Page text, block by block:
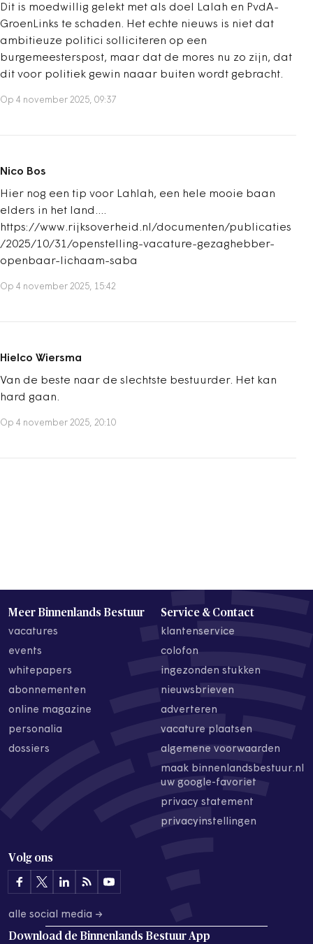
Dit is moedwillig gelekt met als doel Lalah en PvdA-
GroenLinks te schaden. Het echte nieuws is niet dat
ambitieuze politici solliciteren op een
burgemeesterspost, maar dat de mores nu zo zijn, dat
dit voor politiek gewin naaar buiten wordt gebracht.
Op 4 november 2025, 09:37
Nico Bos
Hier nog een tip voor Lahlah, een hele mooie baan
elders in het land....
https://www.rijksoverheid.nl/documenten/publicaties
/2025/10/31/openstelling-vacature-gezaghebber-
openbaar-lichaam-saba
Op 4 november 2025, 15:42
Hielco Wiersma
Van de beste naar de slechtste bestuurder. Het kan
hard gaan.
Op 4 november 2025, 20:10
Meer Binnenlands Bestuur
vacatures
events
whitepapers
abonnementen
online magazine
personalia
dossiers
Service & Contact
klantenservice
colofon
ingezonden stukken
nieuwsbrieven
adverteren
vacature plaatsen
algemene voorwaarden
maak binnenlandsbestuur.nl
uw google-favoriet
privacy statement
privacyinstellingen
Volg ons
alle social media →
Download de Binnenlands Bestuur App